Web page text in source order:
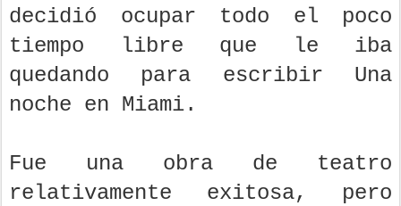
decidió ocupar todo el poco
tiempo libre que le iba
quedando para escribir Una
noche en Miami.
Fue una obra de teatro
relativamente exitosa, pero